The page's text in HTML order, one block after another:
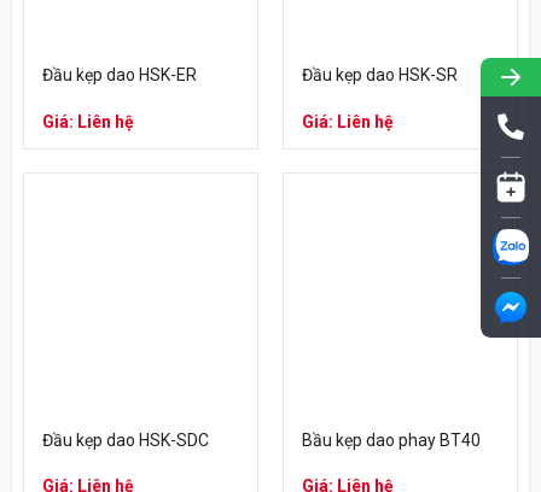
Đầu kẹp dao HSK-ER
Giá: Liên hệ
Đầu kẹp dao HSK-SR
Giá: Liên hệ
Đầu kẹp dao HSK-SDC
Giá: Liên hệ
Bầu kẹp dao phay BT40
Giá: Liên hệ